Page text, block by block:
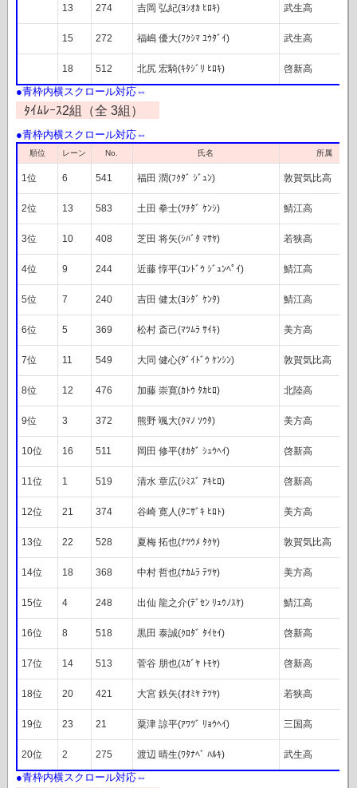
13 274 吉岡 弘紀(ﾖｼｵｶ ﾋﾛｷ) 武生高
15 272 福嶋 優大(ﾌｸｼﾏ ﾕｳﾀﾞｲ) 武生高
18 512 北尻 宏騎(ｷﾀｼﾞﾘ ﾋﾛｷ) 啓新高
ﾀｲﾑﾚｰｽ2組（全 3組）
順位 レーン No. 氏名 所属
1位 6 541 福田 潤(ﾌｸﾀﾞ ｼﾞｭﾝ) 敦賀気比高
2位 13 583 土田 拳士(ﾂﾁﾀﾞ ｹﾝｼ) 鯖江高
3位 10 408 芝田 将矢(ｼﾊﾞﾀ ﾏｻﾔ) 若狭高
4位 9 244 近藤 惇平(ｺﾝﾄﾞｳ ｼﾞｭﾝﾍﾟｲ) 鯖江高
5位 7 240 吉田 健太(ﾖｼﾀﾞ ｹﾝﾀ) 鯖江高
6位 5 369 松村 斎己(ﾏﾂﾑﾗ ｻｲｷ) 美方高
7位 11 549 大同 健心(ﾀﾞｲﾄﾞｳ ｹﾝｼﾝ) 敦賀気比高
8位 12 476 加藤 崇寛(ｶﾄｳ ﾀｶﾋﾛ) 北陸高
9位 3 372 熊野 颯大(ｸﾏﾉ ｿｳﾀ) 美方高
10位 16 511 岡田 修平(ｵｶﾀﾞ ｼｭｳﾍｲ) 啓新高
11位 1 519 清水 章広(ｼﾐｽﾞ ｱｷﾋﾛ) 啓新高
12位 21 374 谷崎 寛人(ﾀﾆｻﾞｷ ﾋﾛﾄ) 美方高
13位 22 528 夏梅 拓也(ﾅﾂｳﾒ ﾀｸﾔ) 敦賀気比高
14位 18 368 中村 哲也(ﾅｶﾑﾗ ﾃﾂﾔ) 美方高
15位 4 248 出仙 龍之介(ﾃﾞｾﾝ ﾘｭｳﾉｽｹ) 鯖江高
16位 8 518 黒田 泰誠(ｸﾛﾀﾞ ﾀｲｾｲ) 啓新高
17位 14 513 菅谷 朋也(ｽｶﾞﾔ ﾄﾓﾔ) 啓新高
18位 20 421 大宮 鉄矢(ｵｵﾐﾔ ﾃﾂﾔ) 若狭高
19位 23 21 粟津 諒平(ｱﾜﾂﾞ ﾘｮｳﾍｲ) 三国高
20位 2 275 渡辺 晴生(ﾜﾀﾅﾍﾞ ﾊﾙｷ) 武生高